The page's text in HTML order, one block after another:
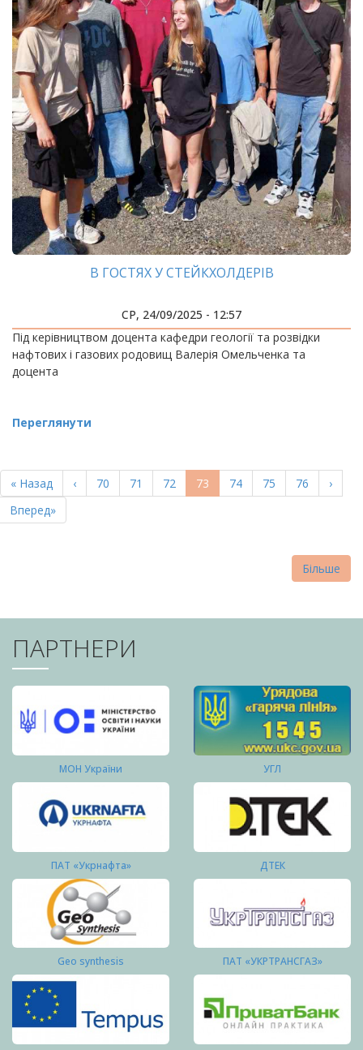
В ГОСТЯХ У СТЕЙКХОЛДЕРІВ
СР, 24/09/2025 - 12:57
Під керівництвом доцента кафедри геології та розвідки
нафтових і газових родовищ Валерія Омельченка та
доцента
Переглянути
НА
СТОРІНКИ
Перша
сторінка
« Назад
Попередня
сторінка
‹ Page
70 Page
71 Page
72
Поточна
сторінка
73 Page
74 Page
75 Page
76
›
Остання
сторінка
Вперед»
Більше
ПАРТНЕРИ
МОН України УГЛ
ПАТ «Укрнафта» ДТЕК
Geo synthesis ПАТ «УКРТРАНСГАЗ»